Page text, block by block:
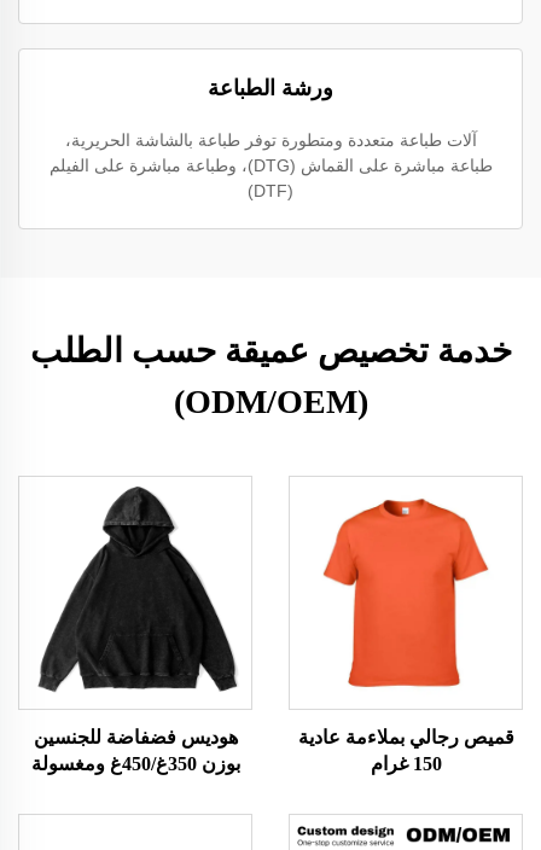
ورشة الطباعة
آلات طباعة متعددة ومتطورة توفر طباعة بالشاشة الحريرية،
طباعة مباشرة على القماش (DTG)، وطباعة مباشرة على الفيلم
(DTF)
خدمة تخصيص عميقة حسب الطلب
(ODM/OEM)
قميص رجالي بملاءمة عادية
150 غرام
هوديس فضفاضة للجنسين
بوزن 350غ/450غ ومغسولة